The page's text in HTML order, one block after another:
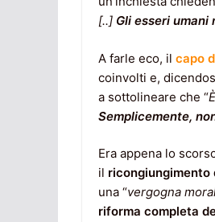
[..] Gli esseri
A farle eco, il capo
coinvolti e,
a sottolineare che “
Semplicemente,
Era appena lo
il ricongiungimento
una “vergogna
riforma completa